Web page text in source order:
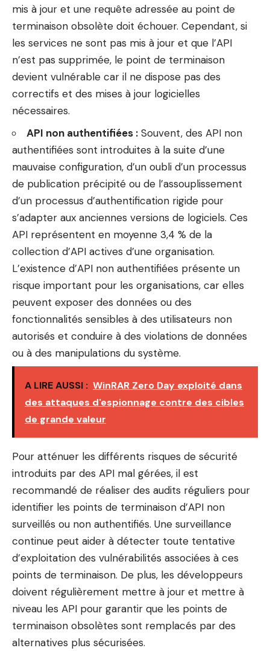
mis à jour et une requête adressée au point de
terminaison obsolète doit échouer. Cependant, si
les services ne sont pas mis à jour et que l’API
n’est pas supprimée, le point de terminaison
devient vulnérable car il ne dispose pas des
correctifs et des mises à jour logicielles
nécessaires.
API non authentifiées : Souvent, des API non
authentifiées sont introduites à la suite d’une
mauvaise configuration, d’un oubli d’un processus
de publication précipité ou de l’assouplissement
d’un processus d’authentification rigide pour
s’adapter aux anciennes versions de logiciels. Ces
API représentent en moyenne 3,4 % de la
collection d’API actives d’une organisation.
L’existence d’API non authentifiées présente un
risque important pour les organisations, car elles
peuvent exposer des données ou des
fonctionnalités sensibles à des utilisateurs non
autorisés et conduire à des violations de données
ou à des manipulations du système.
A LIRE AUSSI : WinRAR Zero Day exploité dans
des attaques d'espionnage contre des cibles
de grande valeur
Pour atténuer les différents risques de sécurité
introduits par des API mal gérées, il est
recommandé de réaliser des audits réguliers pour
identifier les points de terminaison d’API non
surveillés ou non authentifiés. Une surveillance
continue peut aider à détecter toute tentative
d’exploitation des vulnérabilités associées à ces
points de terminaison. De plus, les développeurs
doivent régulièrement mettre à jour et mettre à
niveau les API pour garantir que les points de
terminaison obsolètes sont remplacés par des
alternatives plus sécurisées.